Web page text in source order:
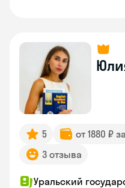
5 от 1880 ₽
3 отзыва
Уральский